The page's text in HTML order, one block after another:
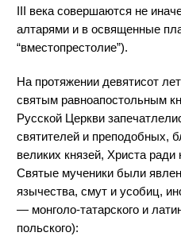
III века совершаются не
алтарями и в освященные
“вместопрестолие”).
На протяжении девятисот
святым равноапостольным
Русской Церкви
святителей и преподобных,
великих князей, Христа
Святые мученики были
язычества, смут и усобиц,
— монголо-татарского и
польского):